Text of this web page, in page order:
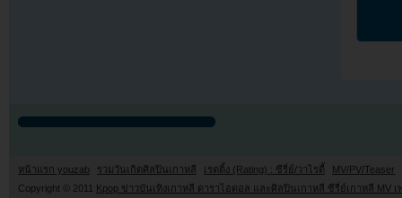
หน้าแรก youzab รวมวันเกิดศิลปินเกาหลี เรตติ้ง (Rating) : ซีรี่ย์/วาไรตี้
MV/PV/Teaser
Copyright © 2011
Kpop ข่าวบันเทิงเกาหลี ดาราไอดอล และศิลปินเกาหลี ซีรี่ย์เกาหลี MV